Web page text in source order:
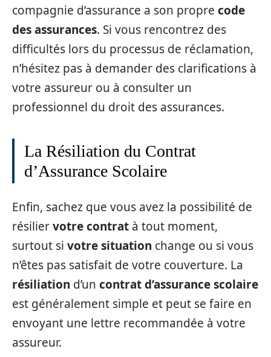
compagnie d’assurance a son propre code
des assurances. Si vous rencontrez des
difficultés lors du processus de réclamation,
n’hésitez pas à demander des clarifications à
votre assureur ou à consulter un
professionnel du droit des assurances.
La Résiliation du Contrat
d’Assurance Scolaire
Enfin, sachez que vous avez la possibilité de
résiliervotre contrat à tout moment,
surtout si votre situation change ou si vous
n’êtes pas satisfait de votre couverture. La
résiliation d’un contrat d’assurance scolaire
est généralement simple et peut se faire en
envoyant une lettre recommandée à votre
assureur.